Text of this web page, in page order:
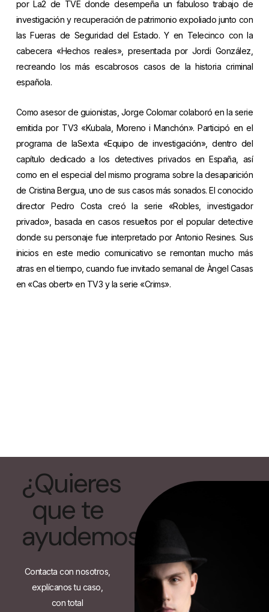
por La2 de TVE donde desempeña un fabuloso trabajo de
investigación y recuperación de patrimonio expoliado junto con
las Fueras de Seguridad del Estado. Y en Telecinco con la
cabecera «Hechos reales», presentada por Jordi González,
recreando los más escabrosos casos de la historia criminal
española.
Como asesor de guionistas, Jorge Colomar colaboró en la serie
emitida por TV3 «Kubala, Moreno i Manchón». Participó en el
programa de laSexta «Equipo de investigación», dentro del
capítulo dedicado a los detectives privados en España, así
como en el especial del mismo programa sobre la desaparición
de Cristina Bergua, uno de sus casos más sonados. El conocido
director Pedro Costa creó la serie «Robles, investigador
privado», basada en casos resueltos por el popular detective
donde su personaje fue interpretado por Antonio Resines. Sus
inicios en este medio comunicativo se remontan mucho más
atras en el tiempo, cuando fue invitado semanal de Àngel Casas
en «Cas obert» en TV3 y la serie «Crims».
¿Quieres
que te
ayudemos?
Contacta con nosotros,
explícanos tu caso,
con total